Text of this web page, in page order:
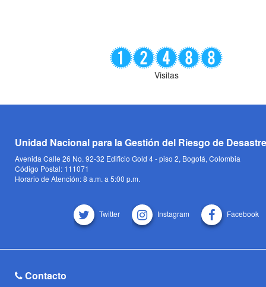
Visitas
Unidad Nacional para la Gestión del Riesgo de
Avenida Calle 26 No. 92-32 Edificio Gold 4 - piso 2, Bogotá, Colombia
Código Postal: 111071
Horario de Atención: 8 a.m. a 5:00 p.m.
Twitter Instagram Facebook
Contacto